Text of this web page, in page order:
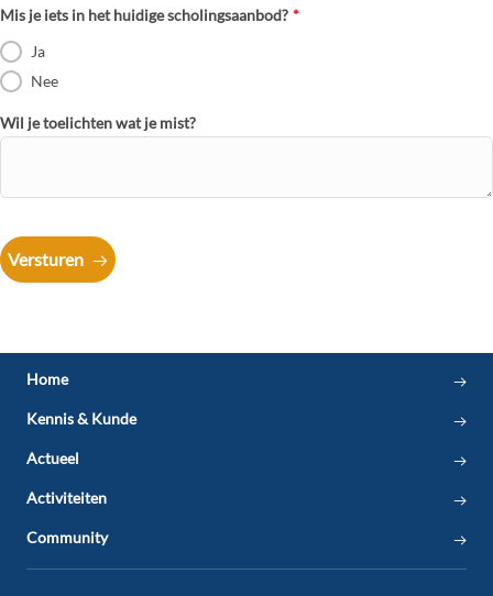
Mis je iets in het huidige scholingsaanbod? *
Ja
Nee
Wil je toelichten wat je mist?
Versturen
Home
Kennis & Kunde
Actueel
Activiteiten
Community